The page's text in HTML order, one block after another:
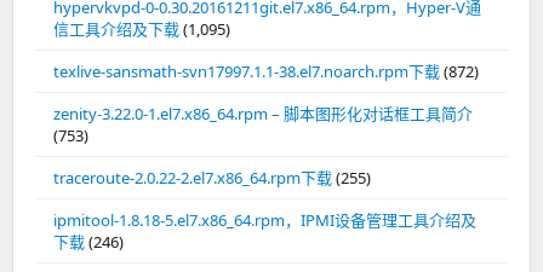
hypervkvpd-0-0.30.20161211git.el7.x86_64.rpm，Hyper-V通
信工具介绍及下载(1,095)
texlive-sansmath-svn17997.1.1-38.el7.noarch.rpm下载(872)
zenity-3.22.0-1.el7.x86_64.rpm – 脚本图形化对话框工具简介
(753)
traceroute-2.0.22-2.el7.x86_64.rpm下载(255)
ipmitool-1.8.18-5.el7.x86_64.rpm，IPMI设备管理工具介绍及
下载(246)